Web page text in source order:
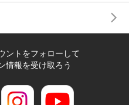
ントをフォローして
情報を受け取ろう